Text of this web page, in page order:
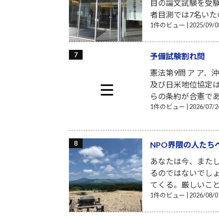
目の論文試験を受
者目測では7名い
1件のビュー 2025/09/
予備試験割れ問
憲法第9問 ア ア．
及び日米地位協定
らの条約が合憲で
1件のビュー 2026/07/
NPO界隈の人たち
あなたは今、また
るのではないでし
てくる。厳しいこ
1件のビュー 2026/08/